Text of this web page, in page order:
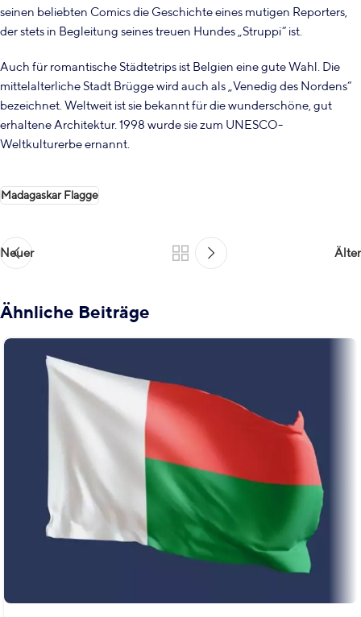
seinen beliebten Comics die Geschichte eines mutigen Reporters,
der stets in Begleitung seines treuen Hundes „Struppi“ ist.
Auch für romantische Städtetrips ist Belgien eine gute Wahl. Die
mittelalterliche Stadt Brügge wird auch als „Venedig des Nordens“
bezeichnet. Weltweit ist sie bekannt für die wunderschöne, gut
erhaltene Architektur. 1998 wurde sie zum UNESCO-
Weltkulturerbe ernannt.
Madagaskar Flagge
Neuer Älter
Ähnliche Beiträge